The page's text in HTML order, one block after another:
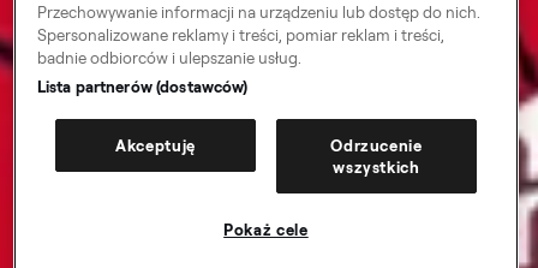
Przechowywanie informacji na urządzeniu lub dostęp do nich.
Spersonalizowane reklamy i treści, pomiar reklam i treści,
badnie odbiorców i ulepszanie usług.
Lista partnerów (dostawców)
Akceptuję
Odrzucenie
wszystkich
Pokaż cele